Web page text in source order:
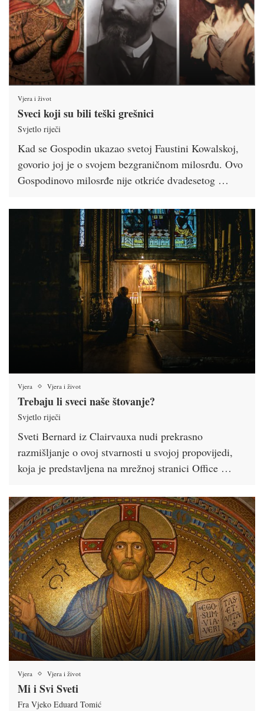
Vjera i život
Sveci koji su bili teški grešnici
Svjetlo riječi
Kad se Gospodin ukazao svetoj Faustini Kowalskoj,
govorio joj je o svojem bezgraničnom milosrđu. Ovo
Gospodinovo milosrđe nije otkriće dvadesetog …
Vjera Vjera i život
Trebaju li sveci naše štovanje?
Svjetlo riječi
Sveti Bernard iz Clairvauxa nudi prekrasno
razmišljanje o ovoj stvarnosti u svojoj propovijedi,
koja je predstavljena na mrežnoj stranici Office …
Vjera Vjera i život
Mi i Svi Sveti
Fra Vjeko Eduard Tomić